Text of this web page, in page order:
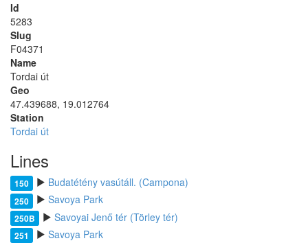
Id
5283
Slug
F04371
Name
Tordai út
Geo
47.439688, 19.012764
Station
Tordai út
Lines
150 Budatétény vasútáll. (Campona)
250 Savoya Park
250B Savoyai Jenő tér (Törley tér)
251 Savoya Park